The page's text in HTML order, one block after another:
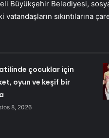
Büyükşehir Belediyesi,
sıkıntılarına
çocuklar için
oyun ve keşif bir
8, 2026